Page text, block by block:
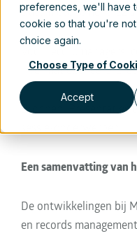
preferences, we'll have
cookie so that you're
choice again.
Choose Type of
Accept
Datum evenement: 22
Bronnen: Presentaties
Een samenvatting van
De ontwikkelingen bij
en records